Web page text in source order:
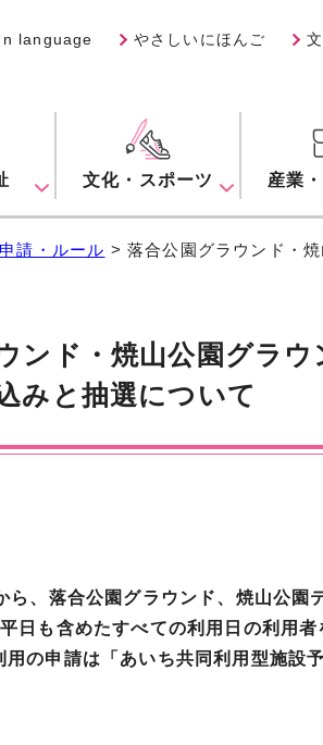
language やさしいにほんご
文化・スポーツ 産業
申請・ルール > 落合公園グラウンド・
ンド・焼山公園グラ
みと抽選について
ら、落合公園グラウンド、焼山公
日も含めたすべての利用日の利用者
の申請は「あいち共同利用型施設